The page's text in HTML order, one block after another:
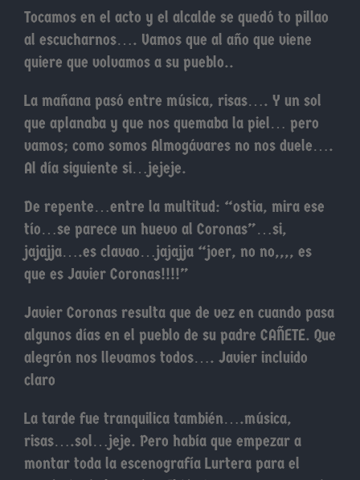
Tocamos en el acto y el alcalde se quedó to pillao
al escucharnos…. Vamos que al año que viene
quiere que volvamos a su pueblo..
La mañana pasó entre música, risas…. Y un sol
que aplanaba y que nos quemaba la piel… pero
vamos; como somos Almogávares no nos duele….
Al día siguiente si…jejeje.
De repente…entre la multitud: “ostia, mira ese
tío…se parece un huevo al Coronas”…si,
jajajja….es clavao…jajajja “joer, no no,,,, es
que es Javier Coronas!!!!”
Javier Coronas resulta que de vez en cuando pasa
algunos días en el pueblo de su padre CAÑETE. Que
alegrón nos llevamos todos…. Javier incluido
claro
La tarde fue tranquilica también….música,
risas….sol…jeje. Pero había que empezar a
montar toda la escenografía Lurtera para el